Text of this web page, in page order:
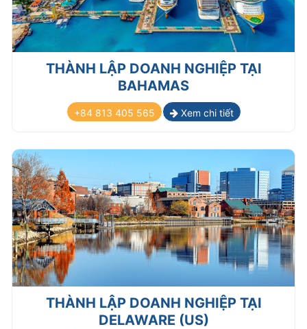
THÀNH LẬP DOANH NGHIỆP TẠI
BAHAMAS
+84 813 405 565 Xem chi tiết
THÀNH LẬP DOANH NGHIỆP TẠI
DELAWARE (US)